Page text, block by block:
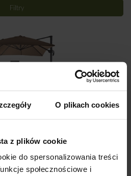
O plikach cookies
z plików cookie
do spersonalizowania treści
społecznościowe i
Filtry
296 x 296cm Atracyt/brąz
759,99PLN
30 dniach:1 299,99 PLN